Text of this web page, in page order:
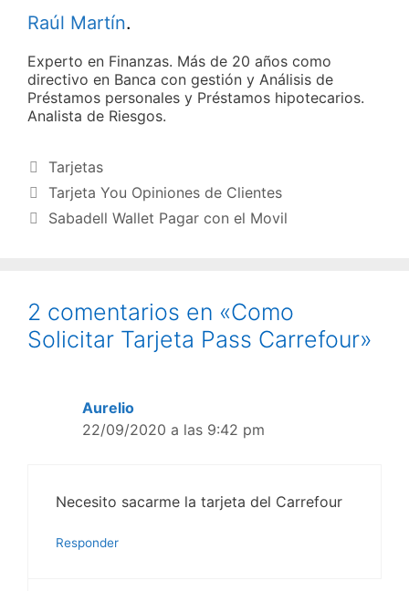
Raúl Martín.
Experto en Finanzas. Más de 20 años como
directivo en Banca con gestión y Análisis de
Préstamos personales y Préstamos hipotecarios.
Analista de Riesgos.
Categorías
Tarjetas
Tarjeta You Opiniones de Clientes
Sabadell Wallet Pagar con el Movil
2 comentarios en «Como
Solicitar Tarjeta Pass Carrefour»
Aurelio
22/09/2020 a las 9:42 pm
Necesito sacarme la tarjeta del Carrefour
Responder